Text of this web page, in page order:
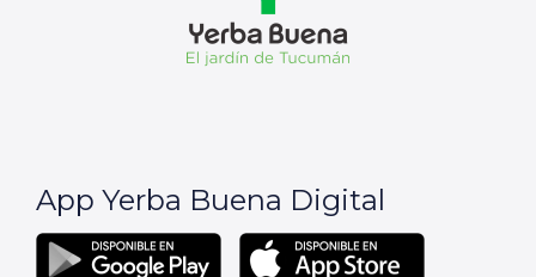
App Yerba Buena Digital